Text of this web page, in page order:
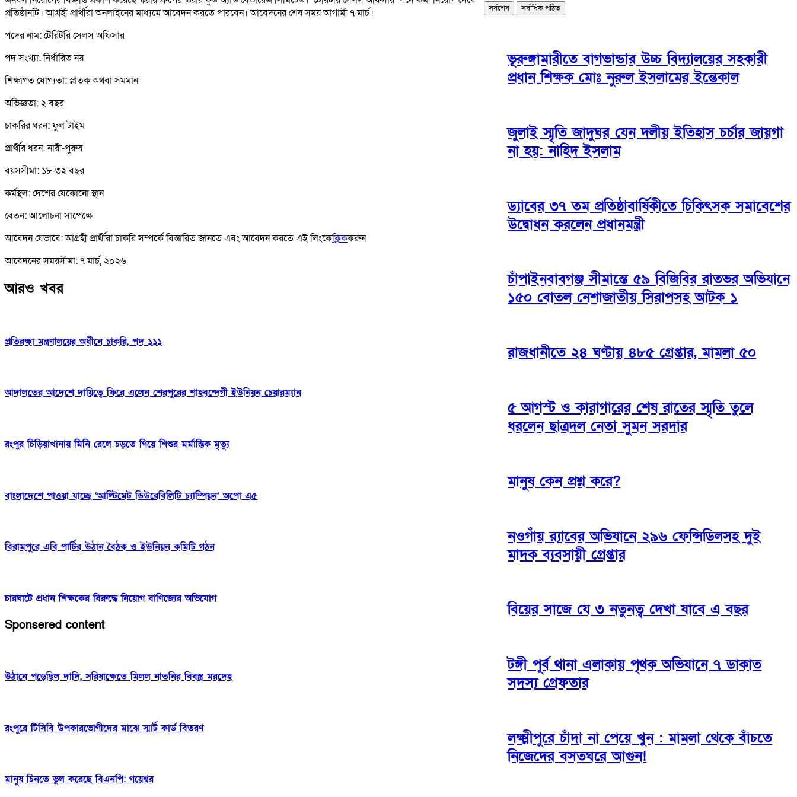
প্রতিষ্ঠানটি। আগ্রহী প্রার্থীরা অনলাইনের মাধ্যমে আবেদন করতে পারবেন। আবেদনের শেষ সময় আগামী ৭ মার্চ।
পদের নাম: টেরিটরি সেলস অফিসার
পদ সংখ্যা: নির্ধারিত নয়
শিক্ষাগত যোগ্যতা: স্নাতক অথবা সমমান
অভিজ্ঞতা: ২ বছর
চাকরির ধরন: ফুল টাইম
প্রার্থীর ধরন: নারী-পুরুষ
বয়সসীমা: ১৮-৩২ বছর
কর্মস্থল: দেশের যেকোনো স্থান
বেতন: আলোচনা সাপেক্ষে
আবেদন যেভাবে: আগ্রহী প্রার্থীরা চাকরি সম্পর্কে বিস্তারিত জানতে এবং আবেদন করতে এই লিংকেক্লিককরুন
আবেদনের সময়সীমা: ৭ মার্চ, ২০২৬
আরও খবর
প্রতিরক্ষা মন্ত্রণালয়ের অধীনে চাকরি, পদ ১১১
আদালতের আদেশে দায়িত্বে ফিরে এলেন শেরপুরের শাহবন্দেগী ইউনিয়ন চেয়ারম্যান
রংপুর চিড়িয়াখানায় মিনি রেলে চড়তে গিয়ে শিশুর মর্মান্তিক মৃত্যু
বাংলাদেশে পাওয়া যাচ্ছে ‘আল্টিমেট ডিউরেবিলিটি চ্যাম্পিয়ন’ অপো এ৫
বিরামপুরে এবি পার্টির উঠান বৈঠক ও ইউনিয়ন কমিটি গঠন
চারঘাটে প্রধান শিক্ষকের বিরুদ্ধে নিয়োগ বাণিজ্যের অভিযোগ
Sponsered content
উঠানে পড়েছিল দাদি, সরিষাক্ষেতে মিলল নাতনির বিবস্ত্র মরদেহ
রংপুরে টিসিবি উপকারভোগীদের মাঝে স্মার্ট কার্ড বিতরণ
মানুষ চিনতে ভুল করেছে বিএনপি: গয়েশ্বর
সর্বশেষ সর্বাধিক পঠিত
ভূরুঙ্গামারীতে বাগভান্ডার উচ্চ বিদ্যালয়ের সহকারী
প্রধান শিক্ষক মোঃ নুরুল ইসলামের ইন্তেকাল
জুলাই স্মৃতি জাদুঘর যেন দলীয় ইতিহাস চর্চার জায়গা
না হয়: নাহিদ ইসলাম
ড্যাবের ৩৭ তম প্রতিষ্ঠাবার্ষিকীতে চিকিৎসক সমাবেশের
উদ্বোধন করলেন প্রধানমন্ত্রী
চাঁপাইনবাবগঞ্জ সীমান্তে ৫৯ বিজিবির রাতভর অভিযানে
১৫০ বোতল নেশাজাতীয় সিরাপসহ আটক ১
রাজধানীতে ২৪ ঘণ্টায় ৪৮৫ গ্রেপ্তার, মামলা ৫০
৫ আগস্ট ও কারাগারের শেষ রাতের স্মৃতি তুলে
ধরলেন ছাত্রদল নেতা সুমন সরদার
মানুষ কেন প্রশ্ন করে?
নওগাঁয় র‌্যাবের অভিযানে ২৯৬ ফেন্সিডিলসহ দুই
মাদক ব্যবসায়ী গ্রেপ্তার
বিয়ের সাজে যে ৩ নতুনত্ব দেখা যাবে এ বছর
টঙ্গী পূর্ব থানা এলাকায় পৃথক অভিযানে ৭ ডাকাত
সদস্য গ্রেফতার
লক্ষ্মীপুরে চাঁদা না পেয়ে খুন : মামলা থেকে বাঁচতে
নিজেদের বসতঘরে আগুন!